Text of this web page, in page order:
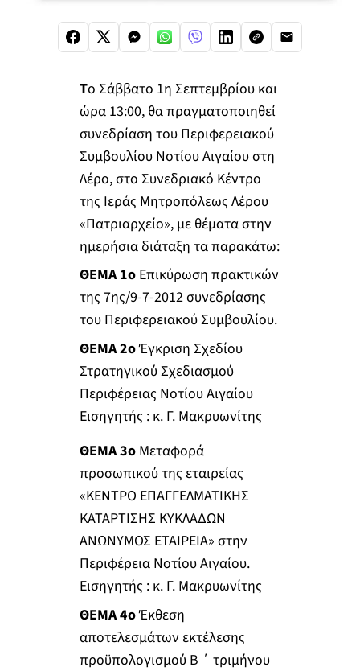
Το Σάββατο 1η Σεπτεμβρίου και
ώρα 13:00, θα πραγματοποιηθεί
συνεδρίαση του Περιφερειακού
Συμβουλίου Νοτίου Αιγαίου στη
Λέρο, στο Συνεδριακό Κέντρο
της Ιεράς Μητροπόλεως Λέρου
«Πατριαρχείο», με θέματα στην
ημερήσια διάταξη τα παρακάτω:
ΘΕΜΑ 1οΕπικύρωση πρακτικών
της 7ης/9-7-2012 συνεδρίασης
του Περιφερειακού Συμβουλίου.
ΘΕΜΑ 2οΈγκριση Σχεδίου
Στρατηγικού Σχεδιασμού
Περιφέρειας Νοτίου Αιγαίου
Εισηγητής : κ. Γ. Μακρυωνίτης
ΘΕΜΑ 3οΜεταφορά
προσωπικού της εταιρείας
«ΚΕΝΤΡΟ ΕΠΑΓΓΕΛΜΑΤΙΚΗΣ
ΚΑΤΑΡΤΙΣΗΣ ΚΥΚΛΑΔΩΝ
ΑΝΩΝΥΜΟΣ ΕΤΑΙΡΕΙΑ» στην
Περιφέρεια Νοτίου Αιγαίου.
Εισηγητής : κ. Γ. Μακρυωνίτης
ΘΕΜΑ 4οΈκθεση
αποτελεσμάτων εκτέλεσης
προϋπολογισμού Β ΄ τριμήνου